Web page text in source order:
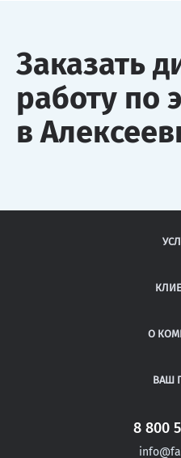
Заказать
работу по
в
ПОЛИТИКА
О
ВАШ
САНКТ-
8 800